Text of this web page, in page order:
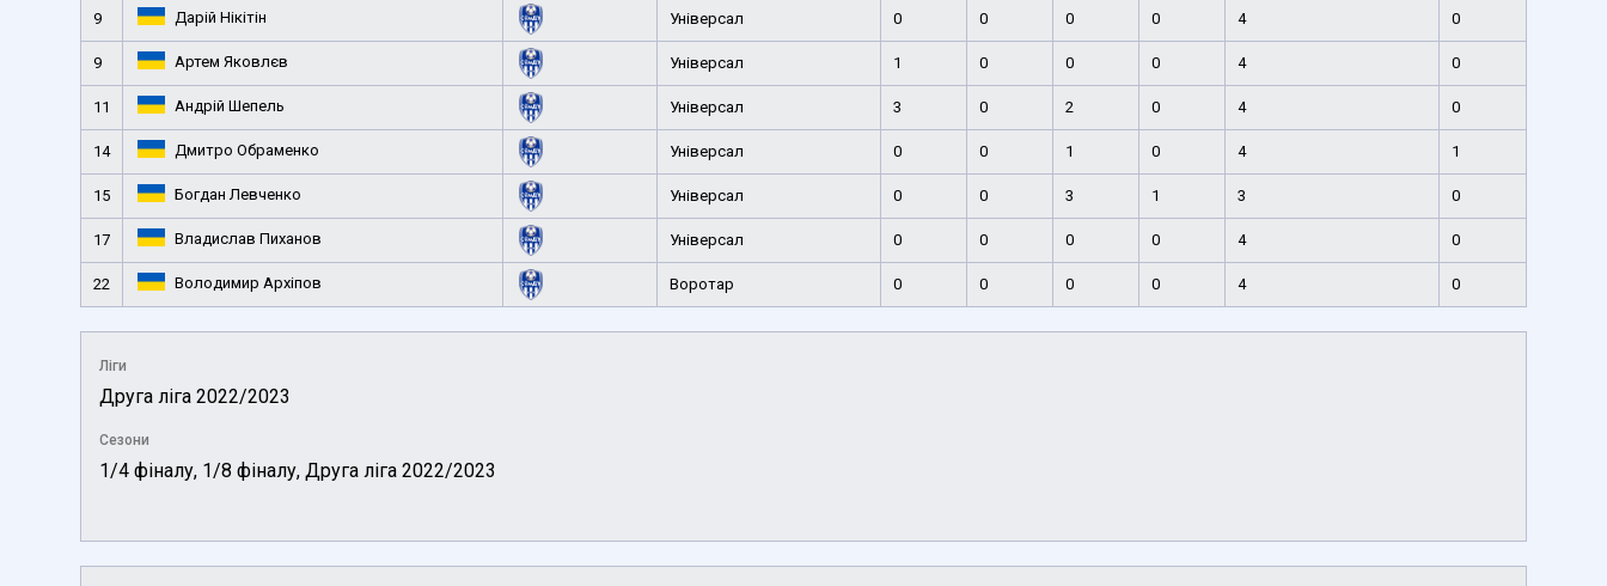
9 Дарій Нікітін Універсал 0 0 0 0 4 0
9 Артем Яковлєв Універсал 1 0 0 0 4 0
11 Андрій Шепель Універсал 3 0 2 0 4 0
14 Дмитро Обраменко Універсал 0 0 1 0 4 1
15 Богдан Левченко Універсал 0 0 3 1 3 0
17 Владислав Пиханов Універсал 0 0 0 0 4 0
22 Володимир Архіпов Воротар 0 0 0 0 4 0
Ліги
Друга ліга 2022/2023
Сезони
1/4 фіналу, 1/8 фіналу, Друга ліга 2022/2023